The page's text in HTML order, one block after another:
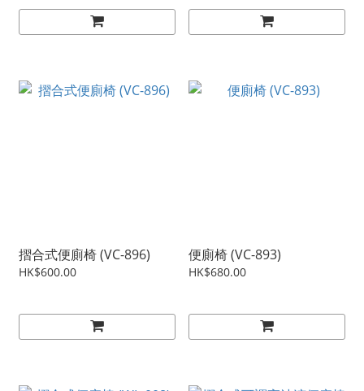
摺合式便廁椅 (VC-896)
HK$600.00
便廁椅 (VC-893)
HK$680.00